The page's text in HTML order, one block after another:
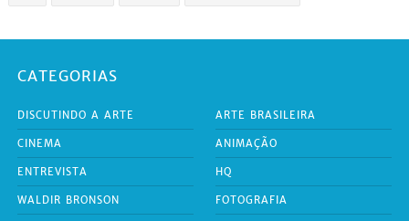
CATEGORIAS
DISCUTINDO A ARTE ARTE BRASILEIRA
CINEMA ANIMAÇÃO
ENTREVISTA HQ
WALDIR BRONSON FOTOGRAFIA